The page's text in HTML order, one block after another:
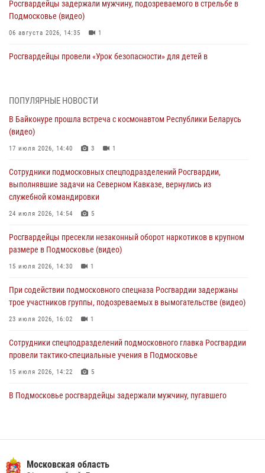
Росгвардейцы задержали мужчину, подозреваемого в стрельбе в
Подмосковье (видео)
06 августа 2026, 14:35 1
Росгвардейцы провели «Урок безопасности» для детей в
подозреваемые в организации незаконной миграции и
изготовлении поддельных документов (видео)
05 августа 2026, 15:48
Сотрудники спецподразделения подмосковного главка Росгвардии
отработали навыки огневой подготовки на комплексных учениях
04 августа 2026, 12:21
сигналам «Тревога» с охраняемых объектов в Подмосковье
04 августа 2026, 12:15
(видео)
03 августа 2026, 15:32
ПОПУЛЯРНЫЕ НОВОСТИ
В Байконуре прошла встреча с космонавтом Республики Беларусь
(видео)
17 июля 2026, 14:40 3 1
Сотрудники подмосковных спецподразделений Росгвардии,
выполнявшие задачи на Северном Кавказе, вернулись из
служебной командировки
24 июля 2026, 14:54 5
Росгвардейцы пресекли незаконный оборот наркотиков в крупном
размере в Подмосковье (видео)
15 июля 2026, 14:30 1
При содействии подмосковного спецназа Росгвардии задержаны
трое участников группы, подозреваемых в вымогательстве (видео)
23 июля 2026, 16:02 1
Сотрудники спецподразделений подмосковного главка Росгвардии
провели тактико-специальные учения в Подмосковье
15 июля 2026, 14:22 5
В Подмосковье росгвардейцы задержали мужчину, пугавшего
беспилотников в ДНР
Московская область